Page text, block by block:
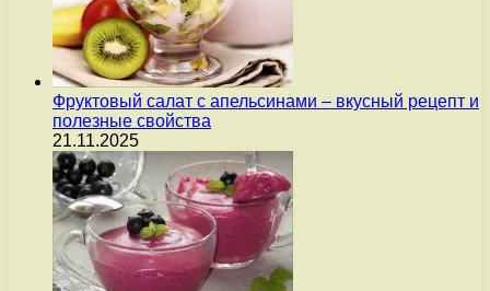
Фруктовый салат с апельсинами – вкусный рецепт и
полезные свойства
21.11.2025